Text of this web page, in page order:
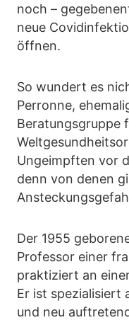
noch –
neue
öffnen.
So wundert es
Perronne,
Beratungsgruppe
Ungeimpften vor
denn von denen
Der 1955
Professor einer
praktiziert an
Er ist spezialisiert
und neu